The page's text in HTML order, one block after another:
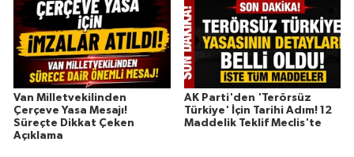
Van Milletvekilinden
Çerçeve Yasa Mesajı!
Süreçte Dikkat Çeken
Açıklama
AK Parti'den 'Terörsüz
Türkiye' İçin Tarihi Adım! 12
Maddelik Teklif Meclis'te